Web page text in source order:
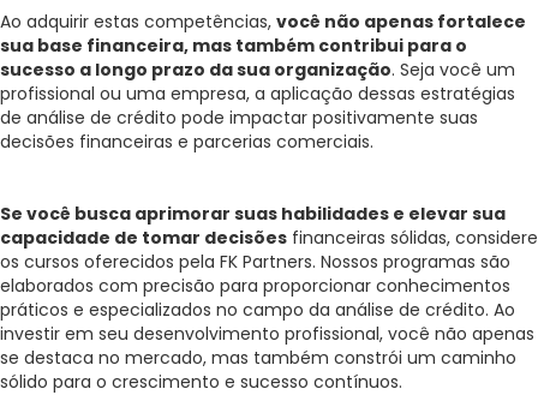
Ao adquirir estas competências, você não apenas fortalece
sua base financeira, mas também contribui para o
sucesso a longo prazo da sua organização. Seja você um
profissional ou uma empresa, a aplicação dessas estratégias
de análise de crédito pode impactar positivamente suas
decisões financeiras e parcerias comerciais.
Se você busca aprimorar suas habilidades e elevar sua
capacidade de tomar decisões financeiras sólidas, considere
os cursos oferecidos pela FK Partners. Nossos programas são
elaborados com precisão para proporcionar conhecimentos
práticos e especializados no campo da análise de crédito. Ao
investir em seu desenvolvimento profissional, você não apenas
se destaca no mercado, mas também constrói um caminho
sólido para o crescimento e sucesso contínuos.